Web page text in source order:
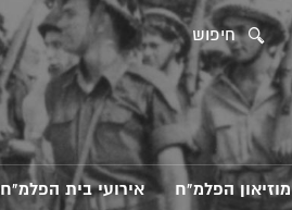
חיפוש
מוזיאון הפלמ"ח אירועי בית הפלמ"ח